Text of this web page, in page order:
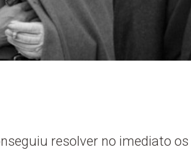
resolver no imediato